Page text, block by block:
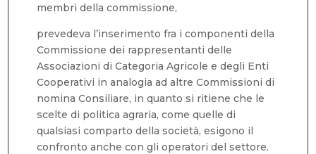
membri della commissione,
prevedeva l’inserimento fra i componenti della
Commissione dei rappresentanti delle
Associazioni di Categoria Agricole e degli Enti
Cooperativi in analogia ad altre Commissioni di
nomina Consiliare, in quanto si ritiene che le
scelte di politica agraria, come quelle di
qualsiasi comparto della società, esigono il
confronto anche con gli operatori del settore.